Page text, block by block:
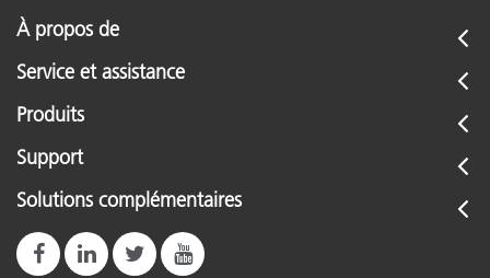
À propos de
Service et assistance
Produits
Support
Solutions complémentaires